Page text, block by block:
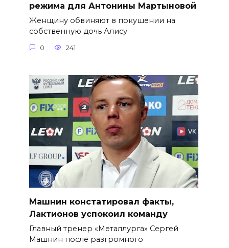
режима для Антонины Мартыновой
Женщину обвиняют в покушении на
собственную дочь Алису
0 241
Машнин констатировал факты,
Лактионов успокоил команду
Главный тренер «Металлурга» Сергей
Машнин после разгромного